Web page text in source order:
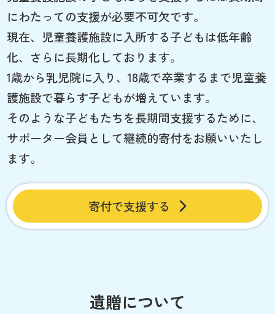
にわたっての支援が必要不可欠です。
現在、児童養護施設に入所する子どもは低年齢
化、さらに長期化しております。
1歳から乳児院に入り、18歳で卒業するまで児童養
護施設で暮らす子どもが増えています。
そのような子どもたちを長期間支援するために、
サポーター会員として継続的寄付をお願いいたし
ます。
寄付で支援する
遺贈について